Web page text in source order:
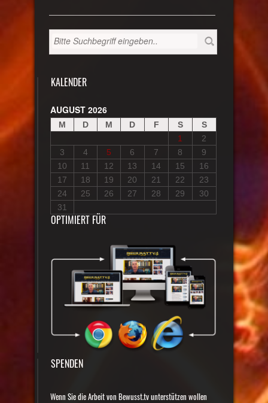
KALENDER
AUGUST 2026
M D M D F S
S
1
2
3
4 5 6 7 8
9
10
11 12 13 14 15
16
17
18 19 20 21 22
23
24
25 26 27 28 29
30
31
OPTIMIERT FÜR
SPENDEN
Wenn Sie die Arbeit von Bewusst.tv unterstützen wollen